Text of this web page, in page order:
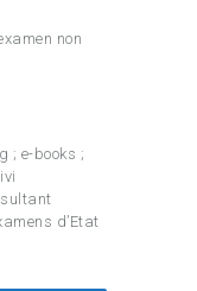
non
; e-books ;
d’Etat